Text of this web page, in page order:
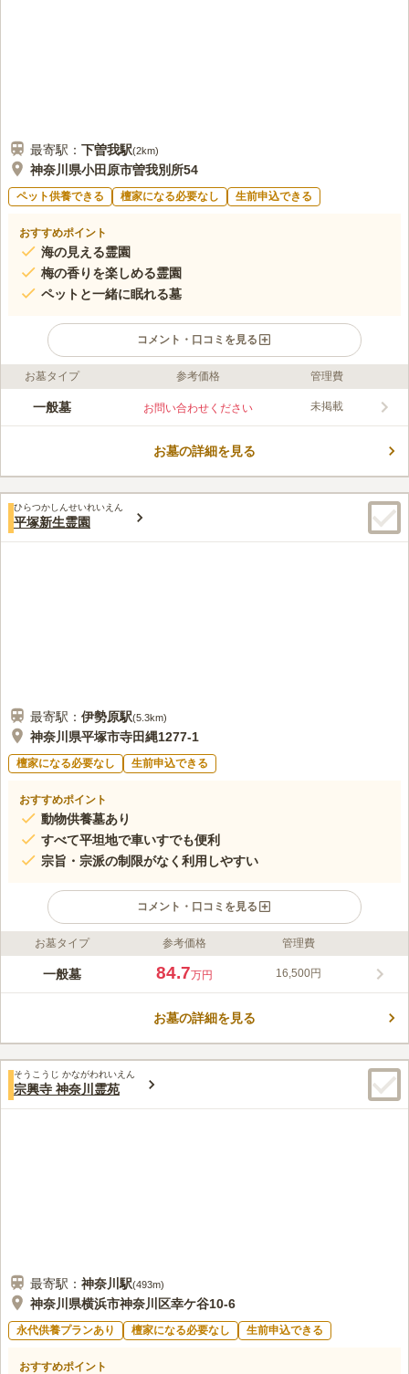
最寄駅： 下曽我駅(2km)
神奈川県小田原市曽我別所54
ペット供養できる 檀家になる必要なし 生前申込できる
おすすめポイント
海の見える霊園
梅の香りを楽しめる霊園
ペットと一緒に眠れる墓
コメント・口コミを見る
ライフドット編集部のコメント
開けた場所にある霊園です。開放感があり、日当たりの良さを感
す。梅林に囲まれた霊園で心安らぐ梅の匂いに包まれながら、心
来やすい環境です。
口コミ評価
みんなの評価
60代女性
非常に静かな感じのなか ゆっくりと お墓参りが可能である。
お墓タイプ 参考価格 管理費
一般墓 お問い合わせください 未掲載
お墓の詳細を見る
ひらつかしんせいれいえん
平塚新生霊園
最寄駅： 伊勢原駅(5.3km)
神奈川県平塚市寺田縄1277-1
檀家になる必要なし 生前申込できる
おすすめポイント
動物供養墓あり
すべて平坦地で車いすでも便利
宗旨・宗派の制限がなく利用しやすい
コメント・口コミを見る
ライフドット編集部のコメント
平塚新生霊園は、平塚市にある蓮昭寺の中にある霊園で、神奈川
の像が祀られています。 寺院の中にありますが、宗教は不問と
で眠ることができます。
口コミ評価
みんなの評価
20代女性
私が保有している場所は、周囲がとても静かであり、それが影響
お墓タイプ 参考価格 管理費
一般墓 84.7万円 16,500円
お墓の詳細を見る
そうこうじ かながわれいえん
宗興寺 神奈川霊苑
最寄駅： 神奈川 駅(493m)
神奈川県横浜市神奈川区幸ケ谷10-6
永代供養プランあり 檀家になる必要なし 生前申込できる
おすすめポイント